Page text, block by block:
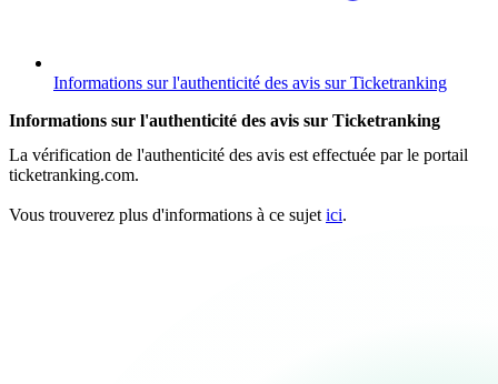
Informations sur l'authenticité des avis sur Ticketranking
Informations sur l'authenticité des avis sur Ticketranking
La vérification de l'authenticité des avis est effectuée par le portail
ticketranking.com.
Vous trouverez plus d'informations à ce sujet ici.